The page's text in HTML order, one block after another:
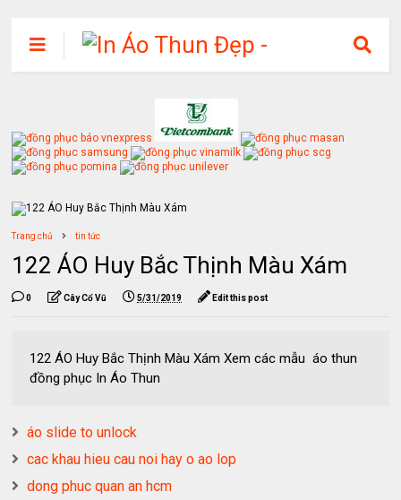
Trang chủ tin tức
122 ÁO Huy Bắc Thịnh Màu Xám
0 Cây Cổ Vũ 5/31/2019 Edit this post
122 ÁO Huy Bắc Thịnh Màu Xám Xem các mẫu áo thun
đồng phục In Áo Thun
áo slide to unlock
cac khau hieu cau noi hay o ao lop
dong phuc quan an hcm